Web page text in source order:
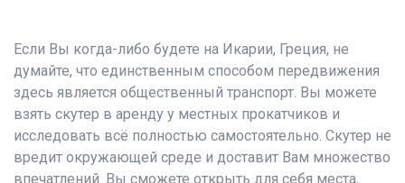
Если Вы когда-либо будете на Икарии, Греция, не
думайте, что единственным способом передвижения
здесь является общественный транспорт. Вы можете
взять скутер в аренду у местных прокатчиков и
исследовать всё полностью самостоятельно. Скутер не
вредит окружающей среде и доставит Вам множество
впечатлений. Вы сможете открыть для себя места,